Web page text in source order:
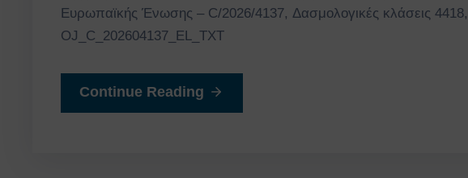
Ευρωπαϊκής Ένωσης – C/2026/4137, Δασμολογικές κλάσεις
OJ_C_202604137_EL_TXT
Continue Reading